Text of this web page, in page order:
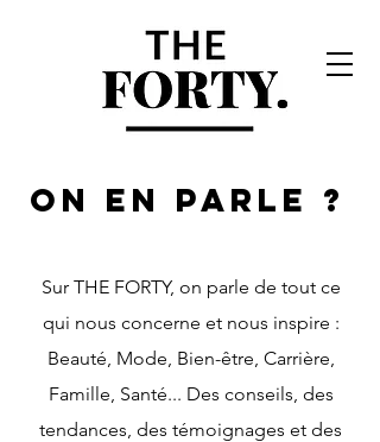
ON EN PARLE ?
Sur THE FORTY, on parle de tout ce
qui nous concerne et nous inspire :
Beauté, Mode, Bien-être, Carrière,
Famille, Santé... Des conseils, des
tendances, des témoignages et des